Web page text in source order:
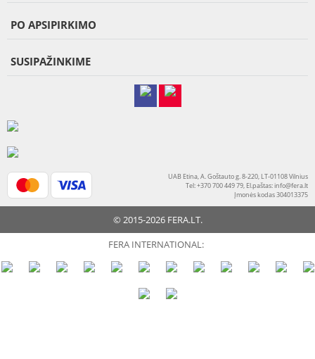
PO APSIPIRKIMO
SUSIPAŽINKIME
UAB Etina, A. Goštauto g. 8-220, LT-01108 Vilnius
Tel: +370 700 449 79, El.paštas:info@fera.lt
Įmonės kodas 304013375
© 2015-2026 FERA.LT.
FERA INTERNATIONAL: